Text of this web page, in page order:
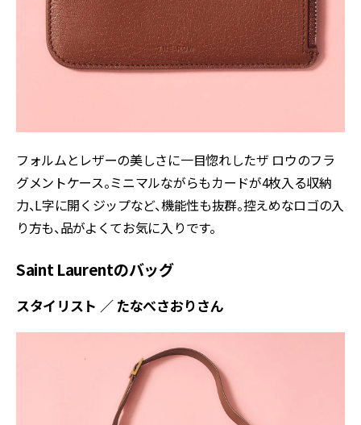
フォルムとレザーの美しさに一目惚れしたザ ロウのフラ
グメントケース。ミニマルながらもカードが4枚入る収納
力、L字に開くジップなど、機能性も抜群。控えめなロゴの入
り方も、品がよくてお気に入りです。
Saint Laurentのバッグ
スタイリスト ／ たなべさおりさん